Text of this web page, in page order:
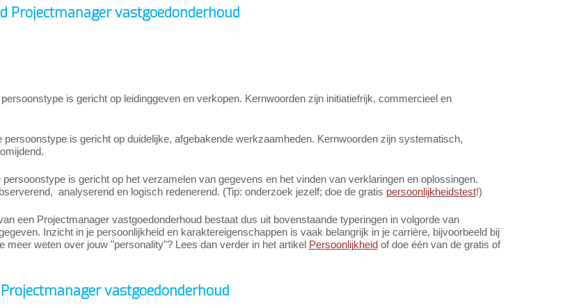
Projectmanager vastgoedonderhoud
is gericht op leidinggeven en verkopen. Kernwoorden zijn initiatiefrijk, commercieel en
persoonstype is gericht op duidelijke, afgebakende werkzaamheden. Kernwoorden zijn systematisch,
persoonstype is gericht op het verzamelen van gegevens en het vinden van verklaringen en oplossingen.
analyserend en logisch redenerend. (Tip: onderzoek jezelf; doe de gratis persoonlijkheidstest!)
een Projectmanager vastgoedonderhoud bestaat dus uit bovenstaande typeringen in volgorde van
Inzicht in je persoonlijkheid en karaktereigenschappen is vaak belangrijk in je carrière, bijvoorbeeld bij
meer weten over jouw "personality"? Lees dan verder in het artikel Persoonlijkheidof doe één van de gratis of
vastgoedonderhoud